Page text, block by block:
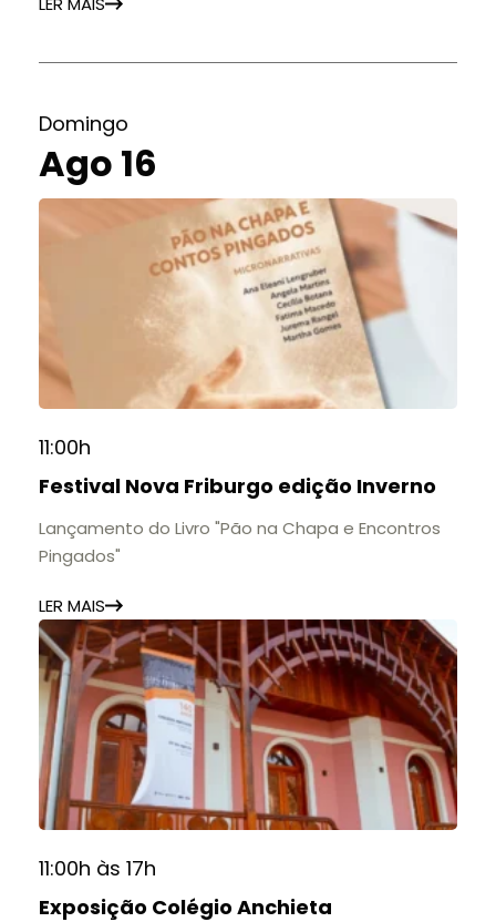
Domingo
Ago 16
11:00h
Festival Nova Friburgo edição Inverno
Lançamento do Livro "Pão na Chapa e Encontros
Pingados"
LER MAIS
11:00h às 17h
Exposição Colégio Anchieta